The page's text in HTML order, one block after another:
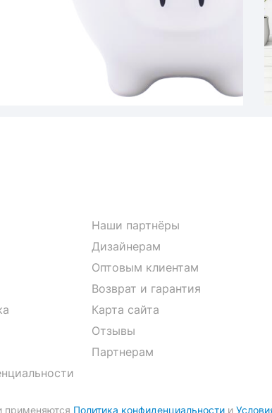
Наши партнёры
Дизайнерам
Оптовым клиентам
Возврат и гарантия
Карта сайта
Отзывы
Партнерам
применяются Политика конфиденциальностии